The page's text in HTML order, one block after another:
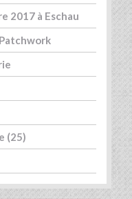
2017 à Eschau
(25)